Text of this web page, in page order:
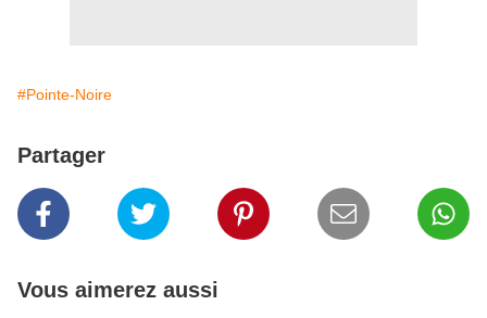
#Pointe-Noire
Partager
Vous aimerez aussi